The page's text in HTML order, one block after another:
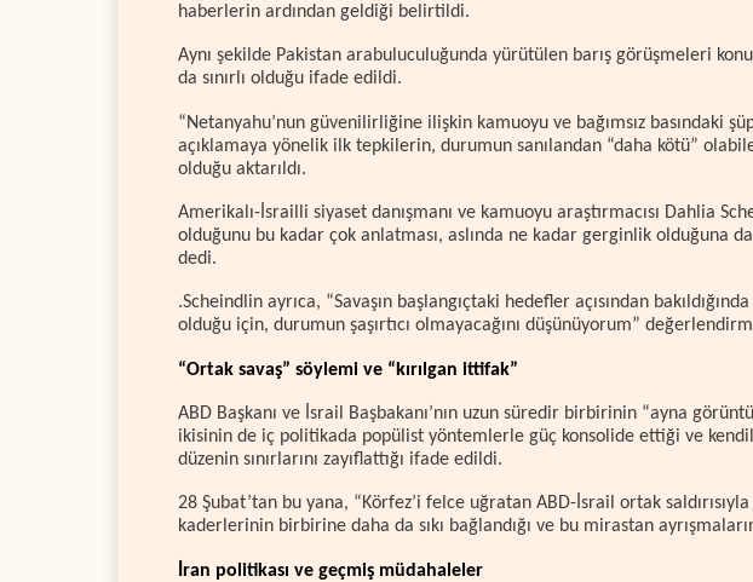
haberlerin ardından geldiği belirtildi.
Aynı şekilde Pakistan arabuluculuğunda yürütülen barış görüşmeleri
da sınırlı olduğu ifade edildi.
“Netanyahu’nun güvenilirliğine ilişkin kamuoyu ve bağımsız basındaki
açıklamaya yönelik ilk tepkilerin, durumun sanılandan “daha kötü”
olduğu aktarıldı.
Amerikalı-İsrailli siyaset danışmanı ve kamuoyu araştırmacısı Dahlia
olduğunu bu kadar çok anlatması, aslında ne kadar gerginlik olduğuna
dedi.
.Scheindlin ayrıca, “Savaşın başlangıçtaki hedefler açısından
olduğu için, durumun şaşırtıcı olmayacağını düşünüyorum”
“Ortak savaş” söylemi ve “kırılgan ittifak”
ABD Başkanı ve İsrail Başbakanı’nın uzun süredir birbirinin “ayna
ikisinin de iç politikada popülist yöntemlerle güç konsolide ettiği ve
düzenin sınırlarını zayıflattığı ifade edildi.
28 Şubat’tan bu yana, “Körfez’i felce uğratan ABD-İsrail ortak
kaderlerinin birbirine daha da sıkı bağlandığı ve bu mirastan
İran politikası ve geçmiş müdahaleler